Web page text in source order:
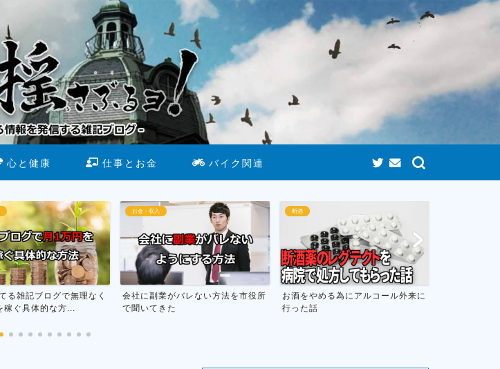
心と健康 仕事とお金 バイク関連
がバレない方法を市役所
た
断酒
お酒をやめる為にアルコール外来に
行った話
断酒
お酒をやめて人生が変わったお話し